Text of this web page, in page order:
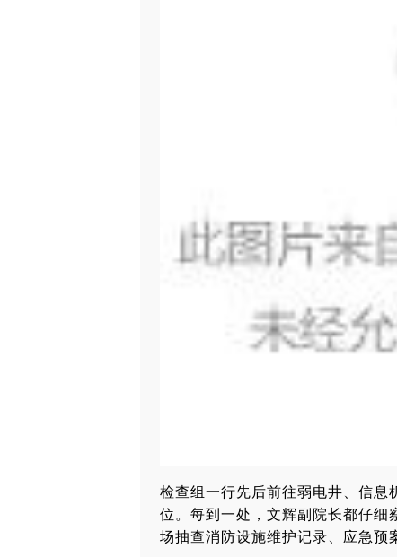
检查组一行先后前往弱电井、信息
位。每到一处，文辉副院长都仔细
场抽查消防设施维护记录、应急预